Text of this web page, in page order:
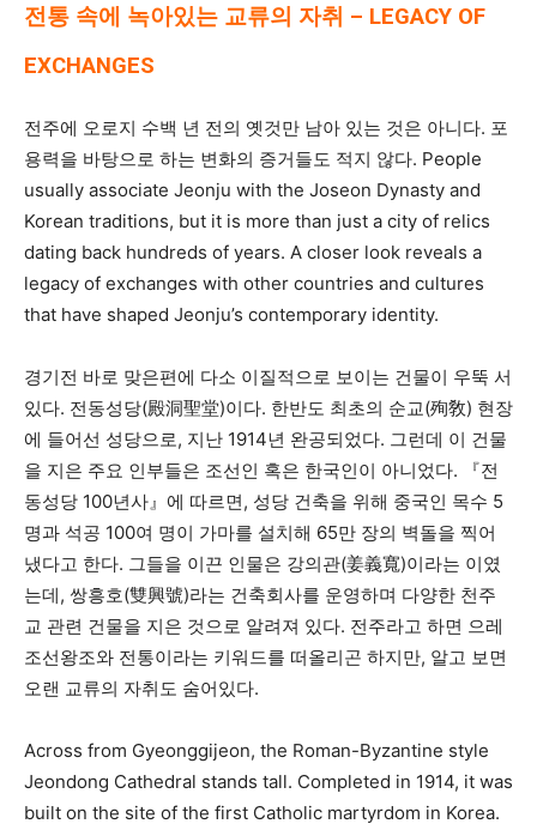
전통 속에 녹아있는 교류의 자취 – LEGACY OF
EXCHANGES
전주에 오로지 수백 년 전의 옛것만 남아 있는 것은 아니다. 포
용력을 바탕으로 하는 변화의 증거들도 적지 않다. People
usually associate Jeonju with the Joseon Dynasty and
Korean traditions, but it is more than just a city of relics
dating back hundreds of years. A closer look reveals a
legacy of exchanges with other countries and cultures
that have shaped Jeonju’s contemporary identity.
경기전 바로 맞은편에 다소 이질적으로 보이는 건물이 우뚝 서
있다. 전동성당(殿洞聖堂)이다. 한반도 최초의 순교(殉敎) 현장
에 들어선 성당으로, 지난 1914년 완공되었다. 그런데 이 건물
을 지은 주요 인부들은 조선인 혹은 한국인이 아니었다. 『전
동성당 100년사』에 따르면, 성당 건축을 위해 중국인 목수 5
명과 석공 100여 명이 가마를 설치해 65만 장의 벽돌을 찍어
냈다고 한다. 그들을 이끈 인물은 강의관(姜義寬)이라는 이였
는데, 쌍흥호(雙興號)라는 건축회사를 운영하며 다양한 천주
교 관련 건물을 지은 것으로 알려져 있다. 전주라고 하면 으레
조선왕조와 전통이라는 키워드를 떠올리곤 하지만, 알고 보면
오랜 교류의 자취도 숨어있다.
Across from Gyeonggijeon, the Roman-Byzantine style
Jeondong Cathedral stands tall. Completed in 1914, it was
built on the site of the first Catholic martyrdom in Korea.